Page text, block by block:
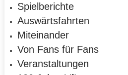
Spielberichte
Auswärtsfahrten
Miteinander
Von Fans für Fans
Veranstaltungen